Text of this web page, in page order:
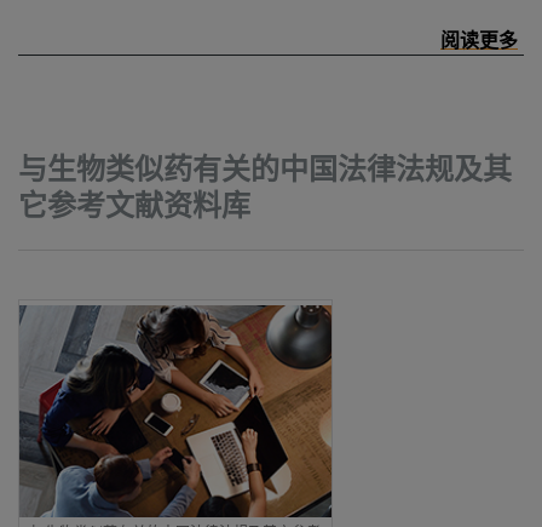
与生物类似药有关的中国法律法规及其
它参考文献资料库